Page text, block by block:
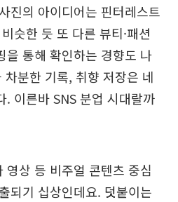
진의 아이디어는 핀터레스트
슷한 듯 또 다른 뷰티·패션
을 통해 확인하는 경향도 나
분한 기록, 취향 저장은 네
. 이른바 SNS 분업 시대랄까
영상 등 비주얼 콘텐츠 중심
되기 십상인데요. 덧붙이는